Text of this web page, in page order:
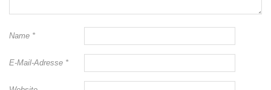
Name *
E-Mail-Adresse *